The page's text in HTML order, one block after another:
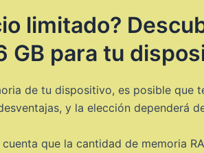
limitado?
GB para tu
de tu dispositivo, es posible que
y la elección dependerá
que la cantidad de memoria